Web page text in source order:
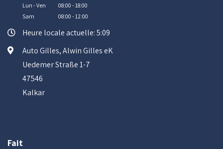
Lun - Ven
08:00 - 18:00
Sam
08:00 - 12:00
Heure locale actuelle: 5:09
Auto Gilles, Alwin Gilles eK
Uedemer Straße 1-7
47546
Kalkar
Fait